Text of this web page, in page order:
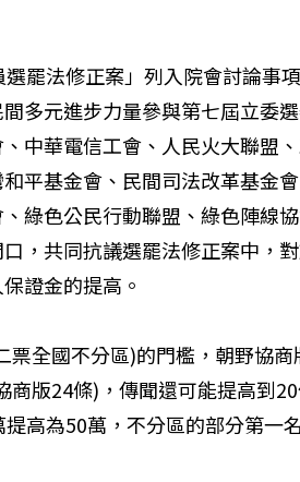
罷法修正案」列入院會討論事
多元進步力量參與第七屆立委
中華電信工會、人民火大聯盟
平基金會、民間司法改革基金
綠色公民行動聯盟、綠色陣線
，共同抗議選罷法修正案中，
證金的提高。
票全國不分區)的門檻，朝野協
商版24條)，傳聞還可能提高到
高為50萬，不分區的部分第一